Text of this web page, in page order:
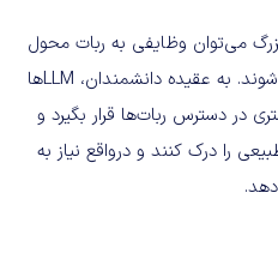
می‌توان وظایفی به ربات محول
کرد که توسط سخت‌افزار انجام می‌شوند. به عقیده دانشمندان، LLMها
در دسترس ربات‌ها قرار بگیرد و
را درک کنند و درواقع نیاز به